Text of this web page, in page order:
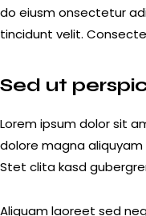
do eiusm onsectetur
tincidunt velit.
Sed ut
Lorem ipsum dolor sit
dolore magna
Stet clita kasd
Aliquam laoreet sed